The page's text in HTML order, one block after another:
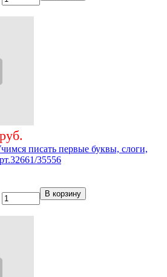
писать первые буквы, слоги,
35556
В корзину